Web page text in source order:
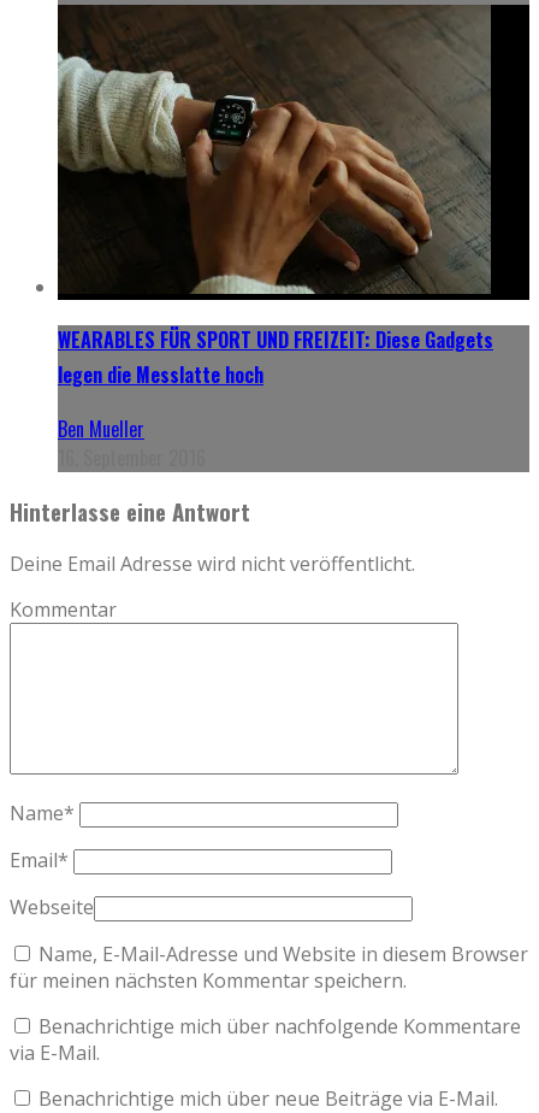
WEARABLES FÜR SPORT UND FREIZEIT: Diese Gadgets
legen die Messlatte hoch
Ben Mueller
Hinterlasse eine Antwort
Deine Email Adresse wird nicht veröffentlicht.
Kommentar
Name*
Email*
Webseite
Name, E-Mail-Adresse und Website in diesem Browser
für meinen nächsten Kommentar speichern.
Benachrichtige mich über nachfolgende Kommentare
via E-Mail.
Benachrichtige mich über neue Beiträge via E-Mail.